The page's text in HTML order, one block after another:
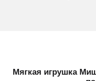
Мягкая игрушка